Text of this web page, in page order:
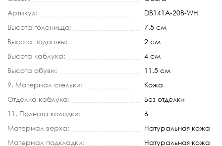
Артикул:
DB141A-20B-WH
Высота голенища:
7.5 см
Высота подошвы:
2 см
Высота каблука:
4 см
Высота обуви:
11.5 см
9. Материал стельки:
Кожа
Отделка каблука:
Без отделки
11. Полнота колодки:
6
Материал верха:
Натуральная кожа
Материал подкладки:
Натуральная кожа